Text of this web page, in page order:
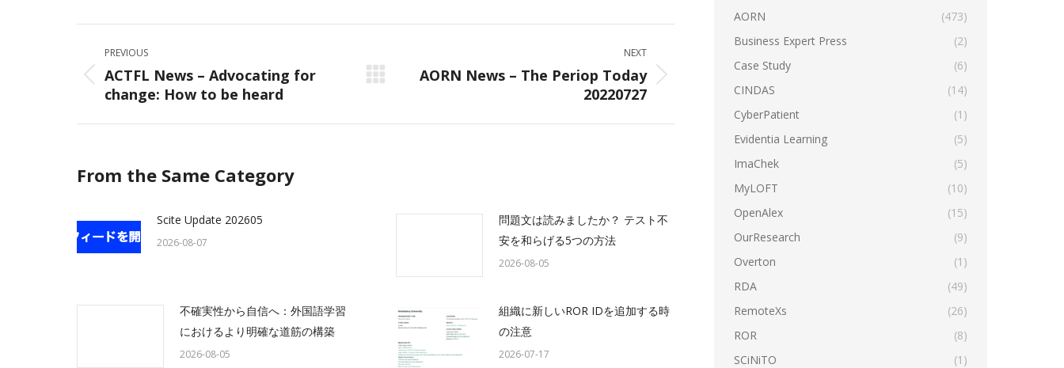
Facebook
X
LinkedInWhatsApp
navigation
PREVIOUS
Previous
post:
ACTFL News – Advocating for
change: How to be heard
NEXT
Next
AORN News – The Periop Today
20220727
From the Same Category
Scite Update 202605
2026-08-07
問題文は読みましたか？ テスト不
安を和らげる5つの方法
2026-08-05
不確実性から自信へ：外国語学習
におけるより明確な道筋の構築
2026-08-05
組織に新しいROR IDを追加する時
の注意
2026-07-17
AORN
(473)
Business Expert Press
(2)
Case Study
(6)
CINDAS
(14)
CyberPatient
(1)
Evidentia Learning
(5)
ImaChek
(5)
MyLOFT
(10)
OpenAlex
(15)
OurResearch
(9)
Overton
(1)
RDA
(49)
RemoteXs
(26)
ROR
(8)
SCiNiTO
(1)